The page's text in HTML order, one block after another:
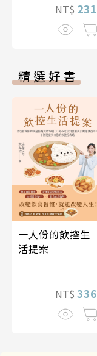
NT$ 231
精選好書
一人份的飲控生
活提案
NT$ 336